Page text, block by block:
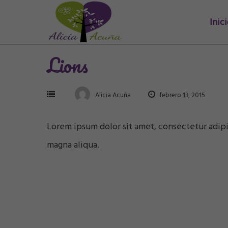
Lions
Alicia Acuña febrero 13, 2015
Lorem ipsum dolor sit amet, consectetur
magna aliqua.